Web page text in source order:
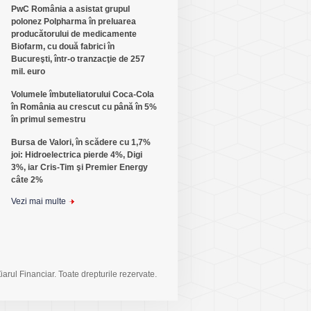
PwC România a asistat grupul
polonez Polpharma în preluarea
producătorului de medicamente
Biofarm, cu două fabrici în
Bucureşti, într-o tranzacţie de 257
mil. euro
Volumele îmbuteliatorului Coca-Cola
în România au crescut cu până în 5%
în primul semestru
Bursa de Valori, în scădere cu 1,7%
joi: Hidroelectrica pierde 4%, Digi
3%, iar Cris-Tim şi Premier Energy
câte 2%
Vezi mai multe
Financiar. Toate drepturile rezervate.